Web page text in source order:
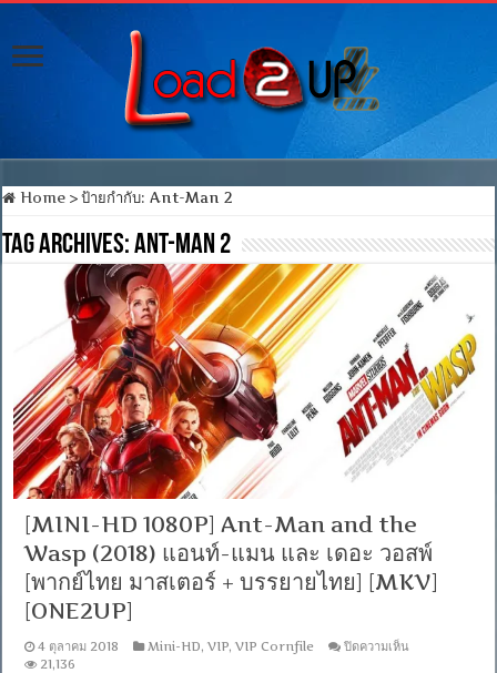
Home > ป้ายกำกับ:Ant-Man 2
Tag Archives:Ant-Man 2
[MINI-HD 1080P] Ant-Man and the
Wasp (2018) แอนท์-แมน และ เดอะ วอสพ์
[พากย์ไทย มาสเตอร์ + บรรยายไทย] [MKV]
[ONE2UP]
4 ตุลาคม 2018 Mini-HD,VIP,VIP Cornfile ปิดความเห็น
21,136